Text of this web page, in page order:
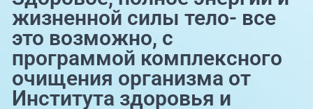
жизненной силы тело- все
это возможно, с
программой комплексного
очищения организма от
Института здоровья и